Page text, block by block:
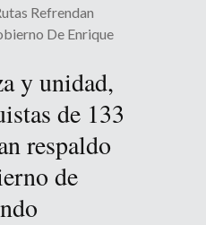
Refrendan
De Enrique
y unidad,
de 133
respaldo
de